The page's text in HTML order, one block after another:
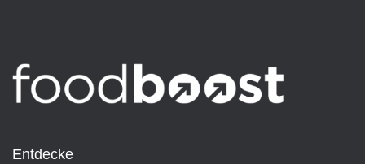
Entdecke